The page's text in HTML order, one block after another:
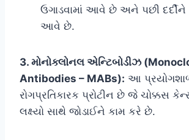
ઉગાડવામાં આવે છે અને પછી દર્દીને
આવે છે.
3. મોનોક્લોનલ એન્ટિબોડીઝ
Antibodies – MABs): આ
રોગપ્રતિકારક પ્રોટીન છે જે ચોક્કસ
લક્ષ્યો સાથે જોડાઈને કામ કરે છે.